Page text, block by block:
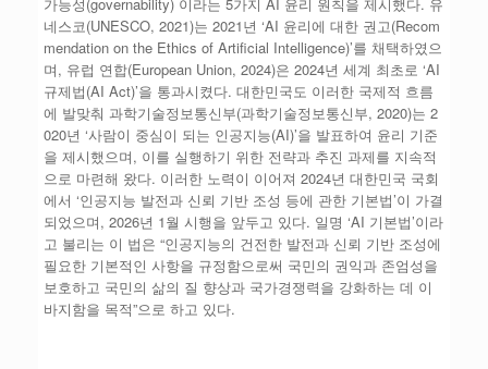
네스코(UNESCO, 2021)는 2021년 ‘AI 윤리에 대한 권고(Recom
mendation on the Ethics of Artificial Intelligence)’를 채택하였으
며, 유럽 연합(European Union, 2024)은 2024년 세계 최초로 ‘AI
규제법(AI Act)’을 통과시켰다. 대한민국도 이러한 국제적 흐름
에 발맞춰 과학기술정보통신부(과학기술정보통신부, 2020)는 2
020년 ‘사람이 중심이 되는 인공지능(AI)’을 발표하여 윤리 기준
을 제시했으며, 이를 실행하기 위한 전략과 추진 과제를 지속적
으로 마련해 왔다. 이러한 노력이 이어져 2024년 대한민국 국회
에서 ‘인공지능 발전과 신뢰 기반 조성 등에 관한 기본법’이 가결
되었으며, 2026년 1월 시행을 앞두고 있다. 일명 ‘AI 기본법’이라
고 불리는 이 법은 “인공지능의 건전한 발전과 신뢰 기반 조성에
필요한 기본적인 사항을 규정함으로써 국민의 권익과 존엄성을
보호하고 국민의 삶의 질 향상과 국가경쟁력을 강화하는 데 이
바지함을 목적”으로 하고 있다.